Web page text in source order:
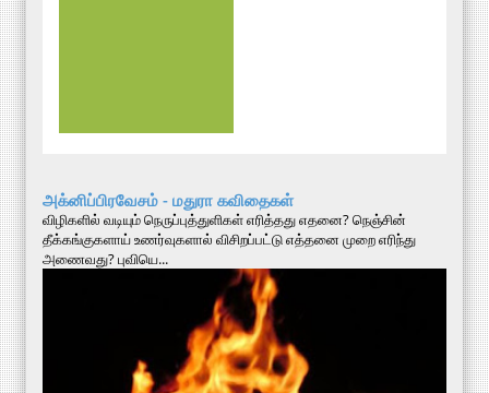
அக்னிப்பிரவேசம் - மதுரா கவிதைகள்
விழிகளில் வடியும் நெருப்புத்துளிகள் எரித்தது எதனை? நெஞ்சின்
தீக்கங்குகளாய் உணர்வுகளால் விசிறப்பட்டு எத்தனை முறை எரிந்து
அணைவது? புவியெ...